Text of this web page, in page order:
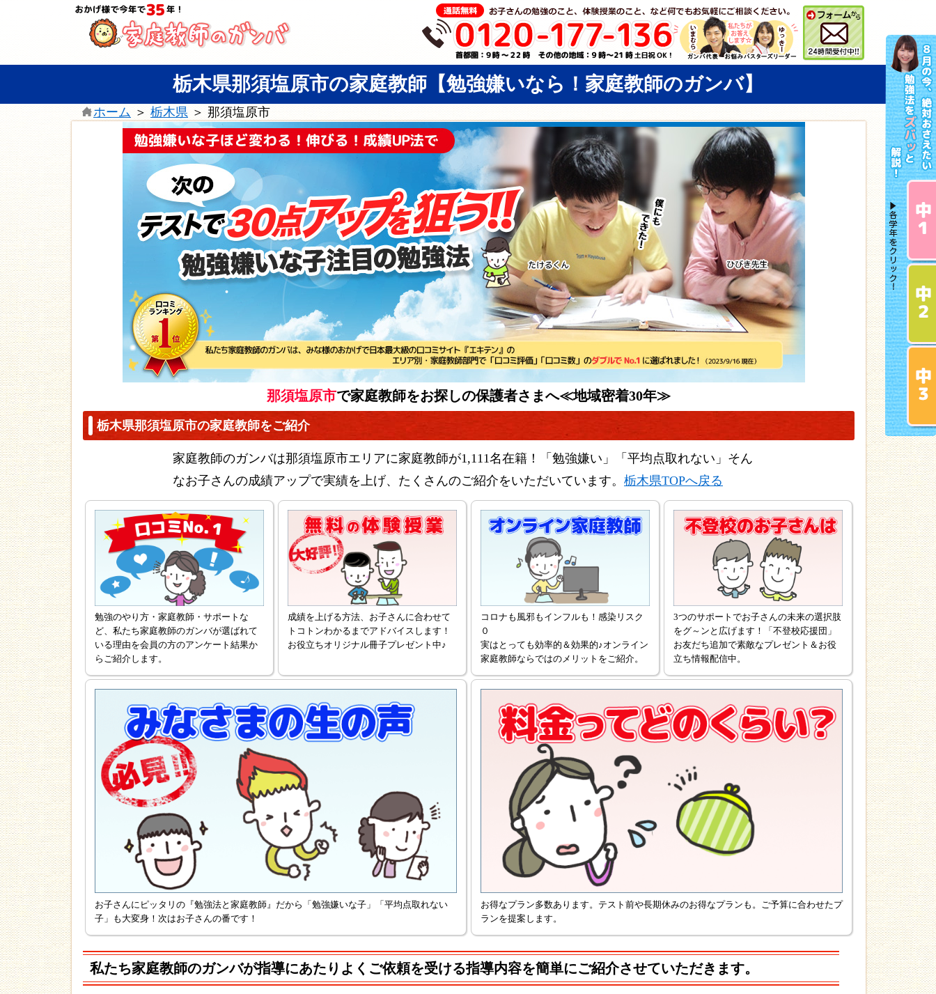
栃木県那須塩原市の家庭教師 【勉強嫌いなら！家庭教師のガンバ】
ホーム ＞ 栃木県 ＞ 那須塩原市
那須塩原市で家庭教師をお探しの保護者さまへ≪地域密着30年≫
栃木県那須塩原市の家庭教師をご紹介
家庭教師のガンバは那須塩原市エリアに家庭教師が1,111名在籍！「勉強嫌い」「平均点取れない」そん
なお子さんの成績アップで実績を上げ、たくさんのご紹介をいただいています。 栃木県TOPへ戻る
勉強のやり方・家庭教師・サポートな
ど、私たち家庭教師のガンバが選ばれて
いる理由を会員の方のアンケート結果か
らご紹介します。
成績を上げる方法、お子さんに合わせて
トコトンわかるまでアドバイスします！
お役立ちオリジナル冊子プレゼント中♪
コロナも風邪もインフルも！感染リスク
０
実はとっても効率的＆効果的♪オンライン
家庭教師ならではのメリットをご紹介。
3つのサポートでお子さんの未来の選択肢
をグ～ンと広げます！「不登校応援団」
お友だち追加で素敵なプレゼント＆お役
立ち情報配信中。
お子さんにピッタリの『勉強法と家庭教師』だから「勉強嫌いな子」「平均点取れない
子」も大変身！次はお子さんの番です！
お得なプラン多数あります。テスト前や長期休みのお得なプランも。ご予算に合わせたプ
ランを提案します。
私たち家庭教師のガンバが指導にあたりよくご依頼を受ける指導内容を簡単にご紹介させていただきます。